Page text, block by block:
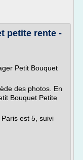
petite rente -
Petit Bouquet
des photos. En
Bouquet Petite
est 5, suivi